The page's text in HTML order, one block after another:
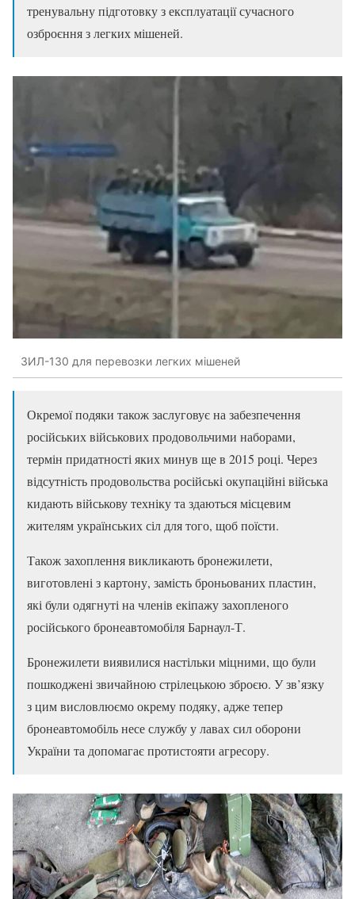
тренувальну підготовку з експлуатації сучасного
озброєння з легких мішеней.
ЗИЛ-130 для перевозки легких мішеней
Окремої подяки також заслуговує на забезпечення
російських військових продовольчими наборами,
термін придатності яких минув ще в 2015 році. Через
відсутність продовольства російські окупаційні війська
кидають військову техніку та здаються місцевим
жителям українських сіл для того, щоб поїсти.
Також захоплення викликають бронежилети,
виготовлені з картону, замість броньованих пластин,
які були одягнуті на членів екіпажу захопленого
російського бронеавтомобіля Барнаул-Т.
Бронежилети виявилися настільки міцними, що були
пошкоджені звичайною стрілецькою зброєю. У зв’язку
з цим висловлюємо окрему подяку, адже тепер
бронеавтомобіль несе службу у лавах сил оборони
України та допомагає протистояти агресору.